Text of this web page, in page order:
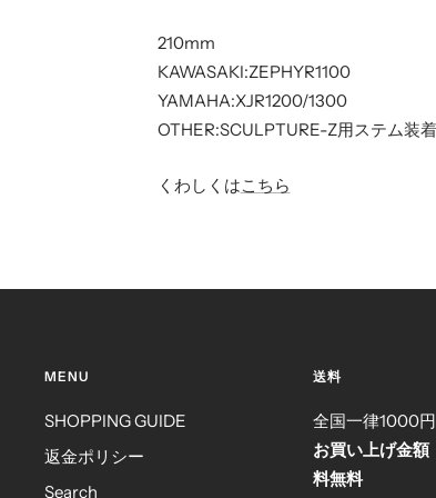
210mm
KAWASAKI:ZEPHYR1100
YAMAHA:XJR1200/1300
OTHER:SCULPTURE-Z用ステム装
くわしくはこちら
MENU
SHOPPING GUIDE
返金ポリシー
Search
送料
全国一律1000円
お買い上げ金額
料無料